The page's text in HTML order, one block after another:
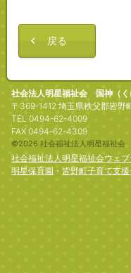
戻る
社会法人明星福祉会 国神（く
〒369-1412 埼玉県秩父郡皆野
TEL 0494-62-4009
FAX 0494-62-4309
©2026 社会福祉法人明星福祉会
社会福祉法人明星福祉会ウェブ
明星保育園 ・ 皆野町子育て支